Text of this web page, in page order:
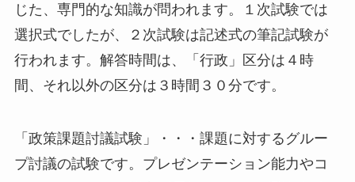
じた、専門的な知識が問われます。１次試験では
選択式でしたが、２次試験は記述式の筆記試験が
行われます。解答時間は、「行政」区分は４時
間、それ以外の区分は３時間３０分です。
「政策課題討議試験」・・・課題に対するグルー
プ討議の試験です。プレゼンテーション能力やコ